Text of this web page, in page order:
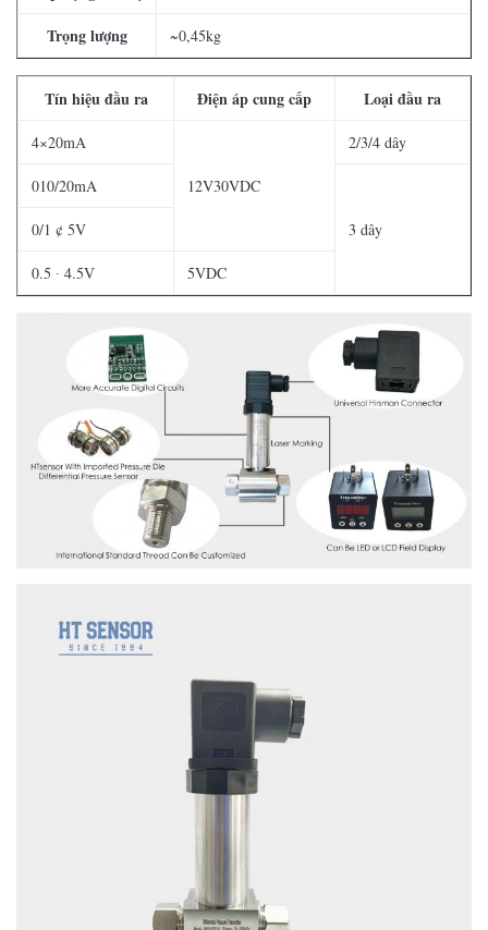
Trọng lượng ~0,45kg
Tín hiệu đầu ra Điện áp cung cấp Loại đầu ra
4×20mA
12V30VDC
2/3/4 dây
010/20mA
3 dây
0/1 ¢ 5V
0.5 ∙ 4.5V 5VDC